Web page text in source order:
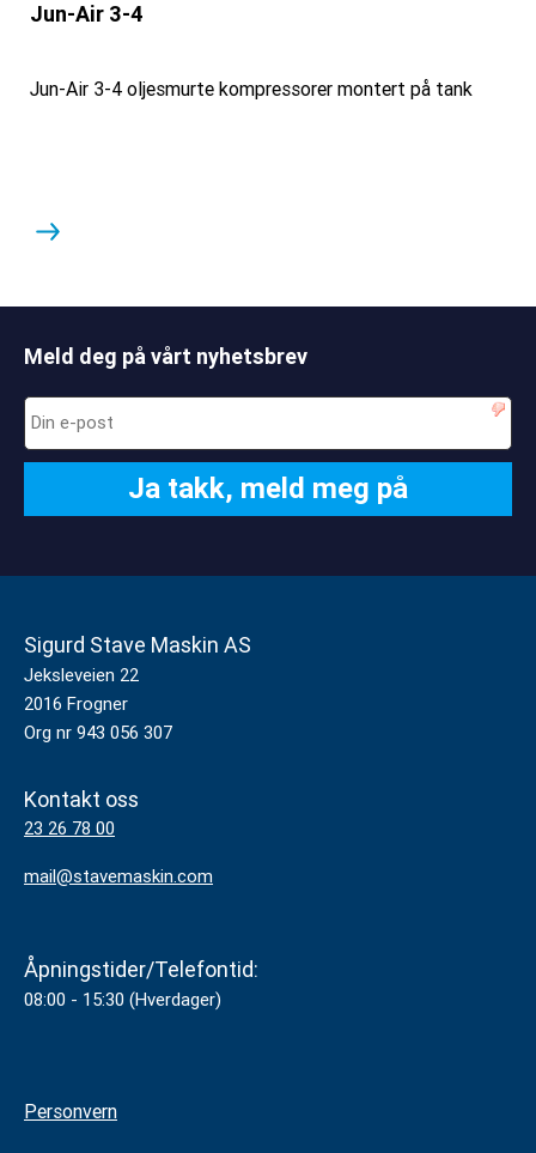
Jun-Air 3-4
Jun-Air 3-4 oljesmurte kompressorer montert på tank
Meld deg på vårt nyhetsbrev
Sigurd Stave Maskin AS
Jeksleveien 22
2016 Frogner
Org nr 943 056 307
Kontakt oss
23 26 78 00
mail@stavemaskin.com
Åpningstider/Telefontid:
08:00 - 15:30 (Hverdager)
Personvern